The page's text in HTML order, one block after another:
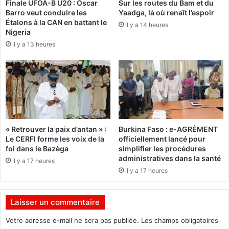
n
a
k
o
i
a
:
L
e
s
r
a
v
a
i
l
l
e
u
r
é
c
l
Finale UFOA-B U20 : Oscar
Barro veut conduire les
Étalons à la CAN en battant le
Nigeria
il y a 13 heures
Sur les routes du Bam et du
Yaadga, là où renaît l’espoir
il y a 14 heures
« Retrouver la paix d’antan » :
Le CERFI forme les voix de la
foi dans le Bazèga
il y a 17 heures
Burkina Faso : e-AGRÉMENT
officiellement lancé pour
simplifier les procédures
administratives dans la santé
il y a 17 heures
Laisser un commentaire
Votre adresse e-mail ne sera pas publiée. Les champs obligatoires